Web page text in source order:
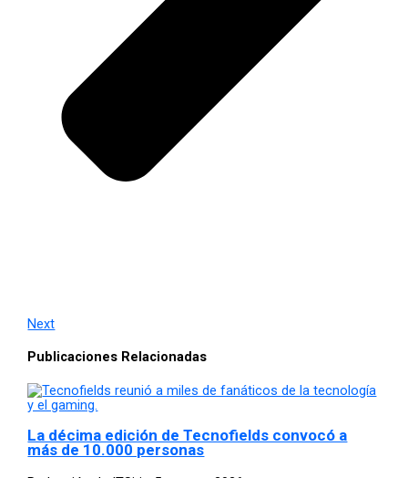
Next
Publicaciones Relacionadas
La décima edición de Tecnofields convocó a
más de 10.000 personas